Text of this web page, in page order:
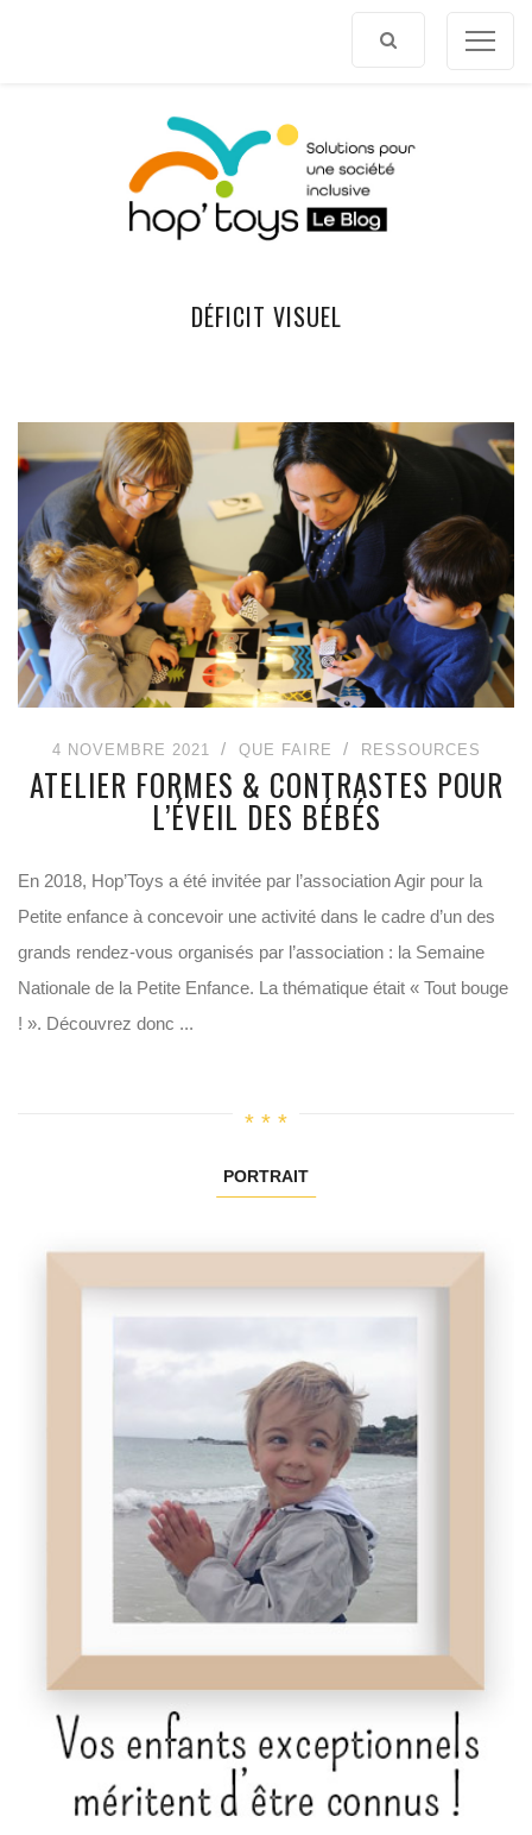
DÉFICIT VISUEL
4 NOVEMBRE 2021 QUE FAIRE RESSOURCES
ATELIER FORMES & CONTRASTES POUR
L’ÉVEIL DES BÉBÉS
En 2018, Hop’Toys a été invitée par l’association Agir pour la
Petite enfance à concevoir une activité dans le cadre d’un des
grands rendez-vous organisés par l’association : la Semaine
Nationale de la Petite Enfance. La thématique était « Tout bouge
! ». Découvrez donc ...
PORTRAIT